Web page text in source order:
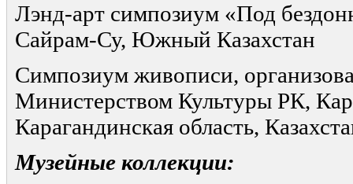
Лэнд-арт симпозиум «Под
Сайрам-Су, Южный Казахстан
Симпозиум живописи,
Министерством Культуры РК,
Карагандинская область,
Музейные коллекции: